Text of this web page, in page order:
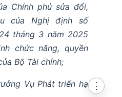
Chính phủ sửa đổi,
của Nghị định số
tháng 3 năm 2025
chức năng, quyền
Bộ Tài chính;
Vụ Phát triển hạ
⋮